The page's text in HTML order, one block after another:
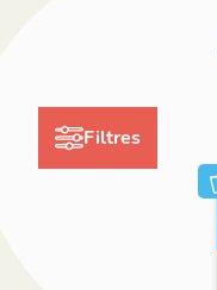
Filtres